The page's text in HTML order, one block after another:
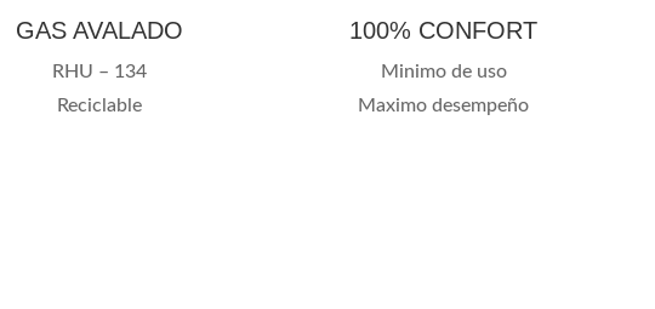
GAS AVALADO
RHU – 134
Reciclable
100% CONFORT
Minimo de uso
Maximo desempeño